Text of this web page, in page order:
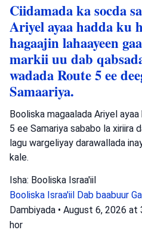
Ciidamada ka socda
Ariyel ayaa hadda ku
hagaajin lahaayeen
markii uu dab
wadada Route 5 ee
Samaariya.
Booliska magaalada Ariyel
5 ee Samariya sababo la xiriira
lagu wargeliyay darawallada
kale.
Isha: Booliska Israa'iil
Booliska Israa'iil Dab baabuur
Dambiyada • August 6, 2026 at
hor